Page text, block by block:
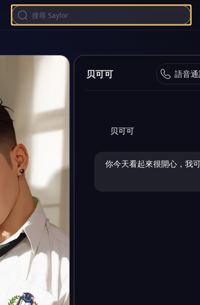
贝可可 語音
贝可可
你今天看起來很開心，我